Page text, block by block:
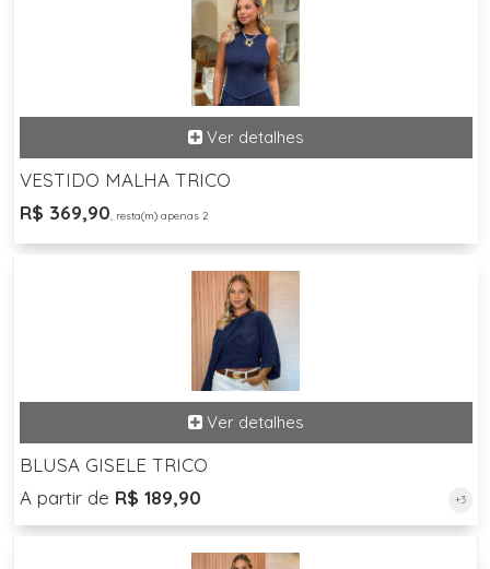
VESTIDO MALHA TRICO
R$ 369,90, resta(m) apenas 2
BLUSA GISELE TRICO
A partir de R$ 189,90 +3